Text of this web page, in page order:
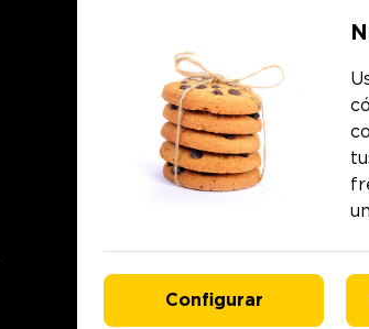
LALIGA
jornada.
3
LALIGA
por
1
Configurar